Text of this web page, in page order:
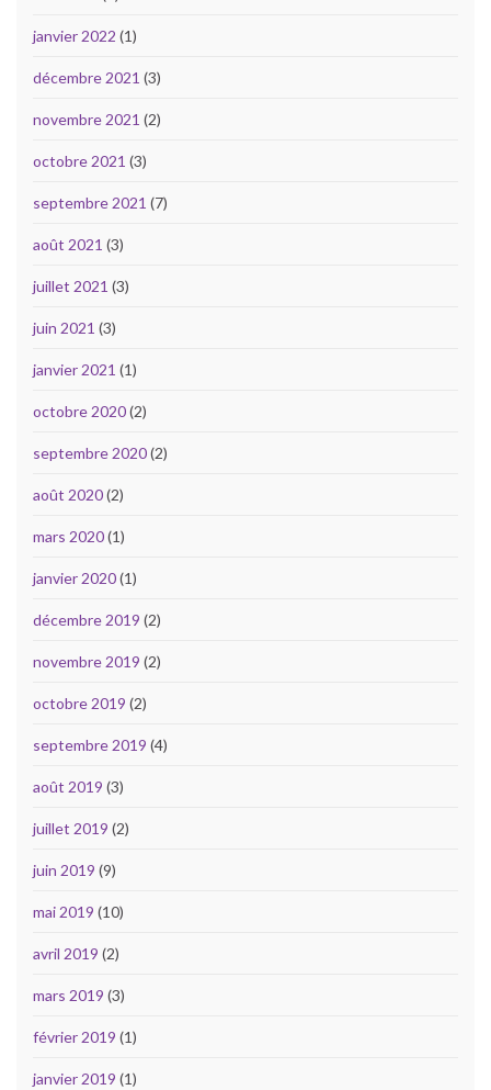
janvier 2022 (1)
décembre 2021 (3)
novembre 2021 (2)
octobre 2021 (3)
septembre 2021 (7)
août 2021 (3)
juillet 2021 (3)
juin 2021 (3)
janvier 2021 (1)
octobre 2020(2)
septembre 2020(2)
août 2020(2)
mars 2020(1)
janvier 2020(1)
décembre 2019 (2)
novembre 2019 (2)
octobre 2019 (2)
septembre 2019 (4)
août 2019 (3)
juillet 2019 (2)
juin 2019 (9)
mai 2019 (10)
avril 2019 (2)
mars 2019 (3)
février 2019 (1)
janvier 2019 (1)